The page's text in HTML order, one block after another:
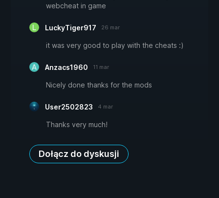
webcheat in game
LuckyTiger917 26 mar
it was very good to play with the cheats :)
Anzacs1960 11 mar
Nicely done thanks for the mods
User2502823 4 mar
Thanks very much!
Dołącz do dyskusji